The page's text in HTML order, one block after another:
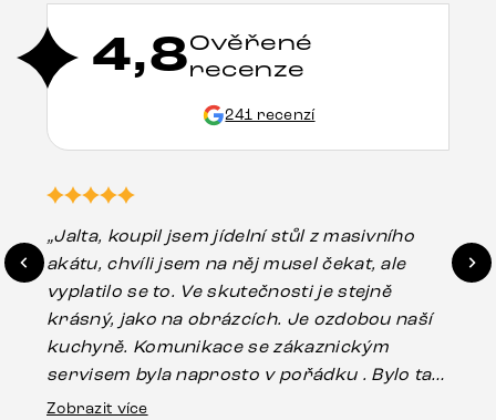
4,8Ověřené
recenze
241 recenzí
„Jalta, koupil jsem jídelní stůl z masivního
akátu, chvíli jsem na něj musel čekat, ale
vyplatilo se to. Ve skutečnosti je stejně
krásný, jako na obrázcích. Je ozdobou naší
kuchyně. Komunikace se zákaznickým
servisem byla naprosto v pořádku . Bylo tam
drobné poškození u nohy stolu, které mohlo
Zobrazit více